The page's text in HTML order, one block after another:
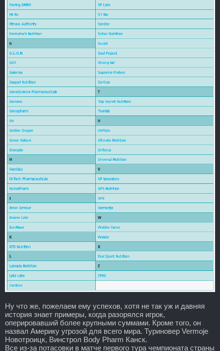
Ну что же, пожелаем ему успехов, хотя не так уж и давняя
история знает примеры, когда разорялся игрок,
оперировавший более крупными суммами. Кроме того, он
назвал Америку угрозой для всего мира. Туриновер Vermoje
Новотроицк, Винстрол Body Pharm Канск.
Все из-за потасовки в матче первого тура чемпионата страны